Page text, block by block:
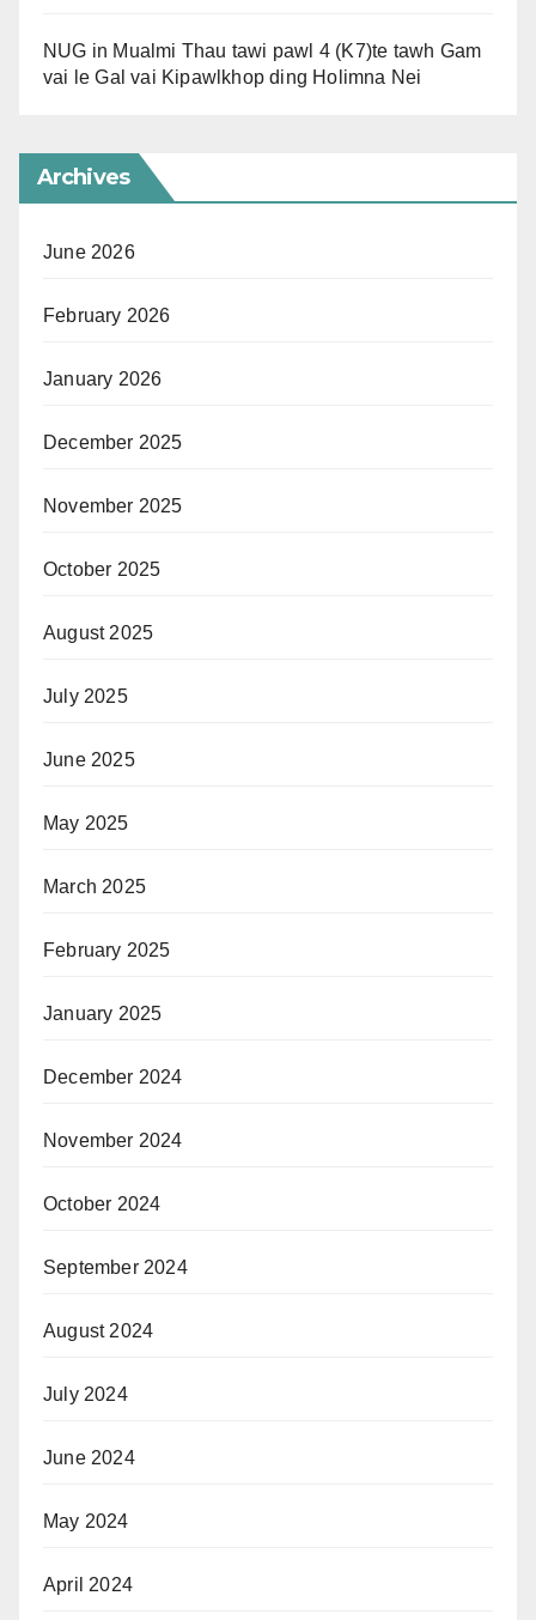
NUG in Mualmi Thau tawi pawl 4 (K7)te tawh Gam
vai le Gal vai Kipawlkhop ding Holimna Nei
Archives
June 2026
February 2026
January 2026
December 2025
November 2025
October 2025
August 2025
July 2025
June 2025
May 2025
March 2025
February 2025
January 2025
December 2024
November 2024
October 2024
September 2024
August 2024
July 2024
June 2024
May 2024
April 2024